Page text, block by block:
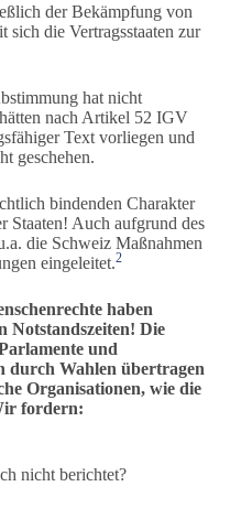
der Bekämpfung von
die Vertragsstaaten zur
hat nicht
nach Artikel 52 IGV
Text vorliegen und
geschehen.
bindenden Charakter
Staaten! Auch aufgrund des
die Schweiz Maßnahmen
eingeleitet.2
haben
Notstandszeiten! Die
und
durch Wahlen übertragen
Organisationen, wie die
fordern:
nicht berichtet?